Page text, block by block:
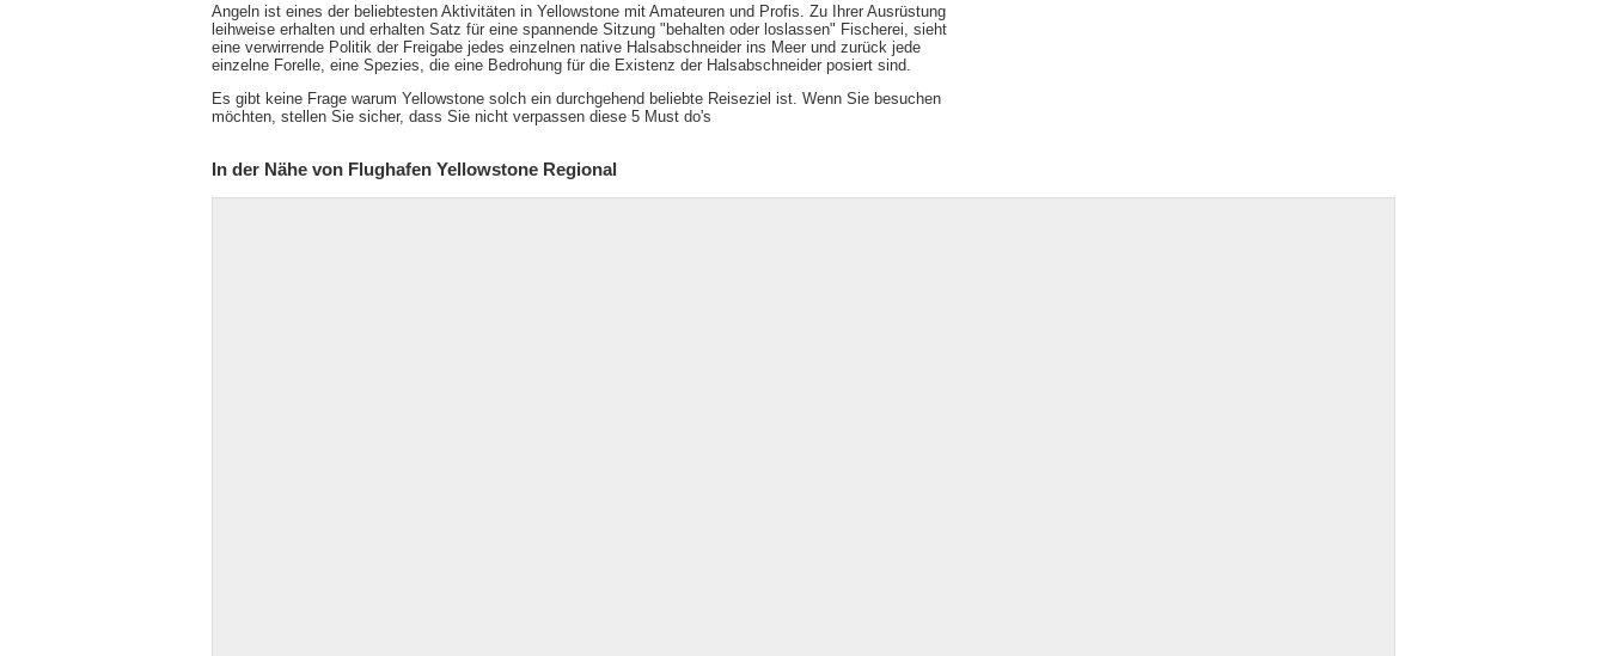
Angeln ist eines der beliebtesten Aktivitäten in Yellowstone mit Amateuren und Profis. Zu Ihrer Ausrüstung
leihweise erhalten und erhalten Satz für eine spannende Sitzung "behalten oder loslassen" Fischerei, sieht
eine verwirrende Politik der Freigabe jedes einzelnen native Halsabschneider ins Meer und zurück jede
einzelne Forelle, eine Spezies, die eine Bedrohung für die Existenz der Halsabschneider posiert sind.
Es gibt keine Frage warum Yellowstone solch ein durchgehend beliebte Reiseziel ist. Wenn Sie besuchen
möchten, stellen Sie sicher, dass Sie nicht verpassen diese 5 Must do's
In der Nähe von Flughafen Yellowstone Regional